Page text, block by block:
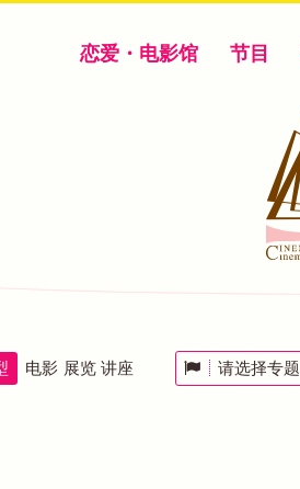
恋爱・电影馆 节目
电影 展览 讲座 请选择专题